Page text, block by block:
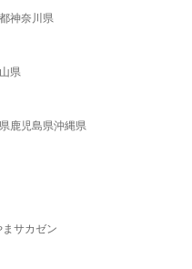
神奈川県
県
鹿児島県沖縄県
サカゼン